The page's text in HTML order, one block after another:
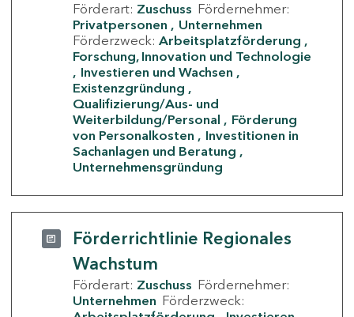
Förderart: Zuschuss Fördernehmer:
Privatpersonen
Unternehmen
Förderzweck: Arbeitsplatzförderung
Forschung, Innovation und Technologie
Investieren und Wachsen
Existenzgründung
Qualifizierung/Aus- und
Weiterbildung/Personal
Förderung
von Personalkosten
Investitionen in
Sachanlagen und Beratung
Unternehmensgründung
Förderrichtlinie Regionales
Wachstum
Förderart: Zuschuss Fördernehmer:
Unternehmen Förderzweck: